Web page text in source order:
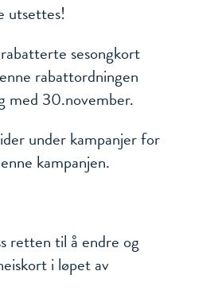
utsettes!
sesongkort
rabattordningen
med 30.november.
under kampanjer for
kampanjen.
retten til å endre og
i løpet av